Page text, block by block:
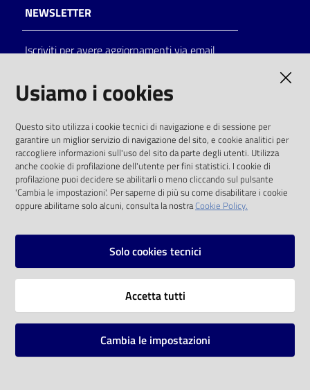
NEWSLETTER
Iscriviti per avere aggiornamenti via email
solo alle condizioni previste dalla direttiva
comunitaria 2003/98/CE e dal d.lgs. 36/2006
SOCIAL
Instagram
Vai alla pagina
Mappa del sito
Usiamo i cookies
Questo sito utilizza i cookie tecnici di navigazione e di sessione per
garantire un miglior servizio di navigazione del sito, e cookie analitici per
raccogliere informazioni sull'uso del sito da parte degli utenti. Utilizza
anche cookie di profilazione dell'utente per fini statistici. I cookie di
profilazione puoi decidere se abilitarli o meno cliccando sul pulsante
'Cambia le impostazioni'. Per saperne di più su come disabilitare i cookie
oppure abilitarne solo alcuni, consulta la nostraCookie Policy.
Solo cookies tecnici
Accetta tutti
Cambia le impostazioni